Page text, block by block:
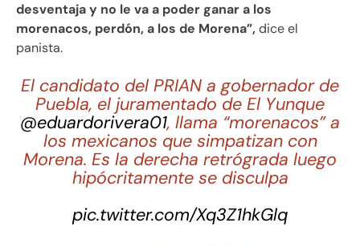
desventaja y no le va a poder ganar a los
morenacos, perdón, a los de Morena”, dice el
panista.
El candidato del PRIAN a gobernador de
Puebla, el juramentado de El Yunque
@eduardorivera01, llama “morenacos” a
los mexicanos que simpatizan con
Morena. Es la derecha retrógrada luego
hipócritamente se disculpa
pic.twitter.com/Xq3Z1hkGlq